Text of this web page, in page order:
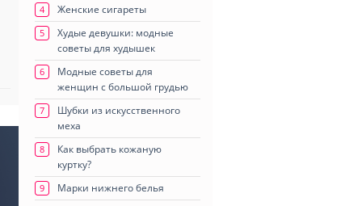
4 Женские сигареты
5
Худые девушки: модные
советы для худышек
6
Модные советы для
женщин с большой грудью
7
Шубки из искусственного
меха
8
Как выбрать кожаную
куртку?
9 Марки нижнего белья